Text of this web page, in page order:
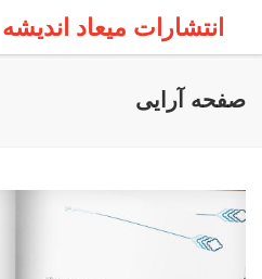
انتشارات میعاد اندیشه
صفحه آرایی